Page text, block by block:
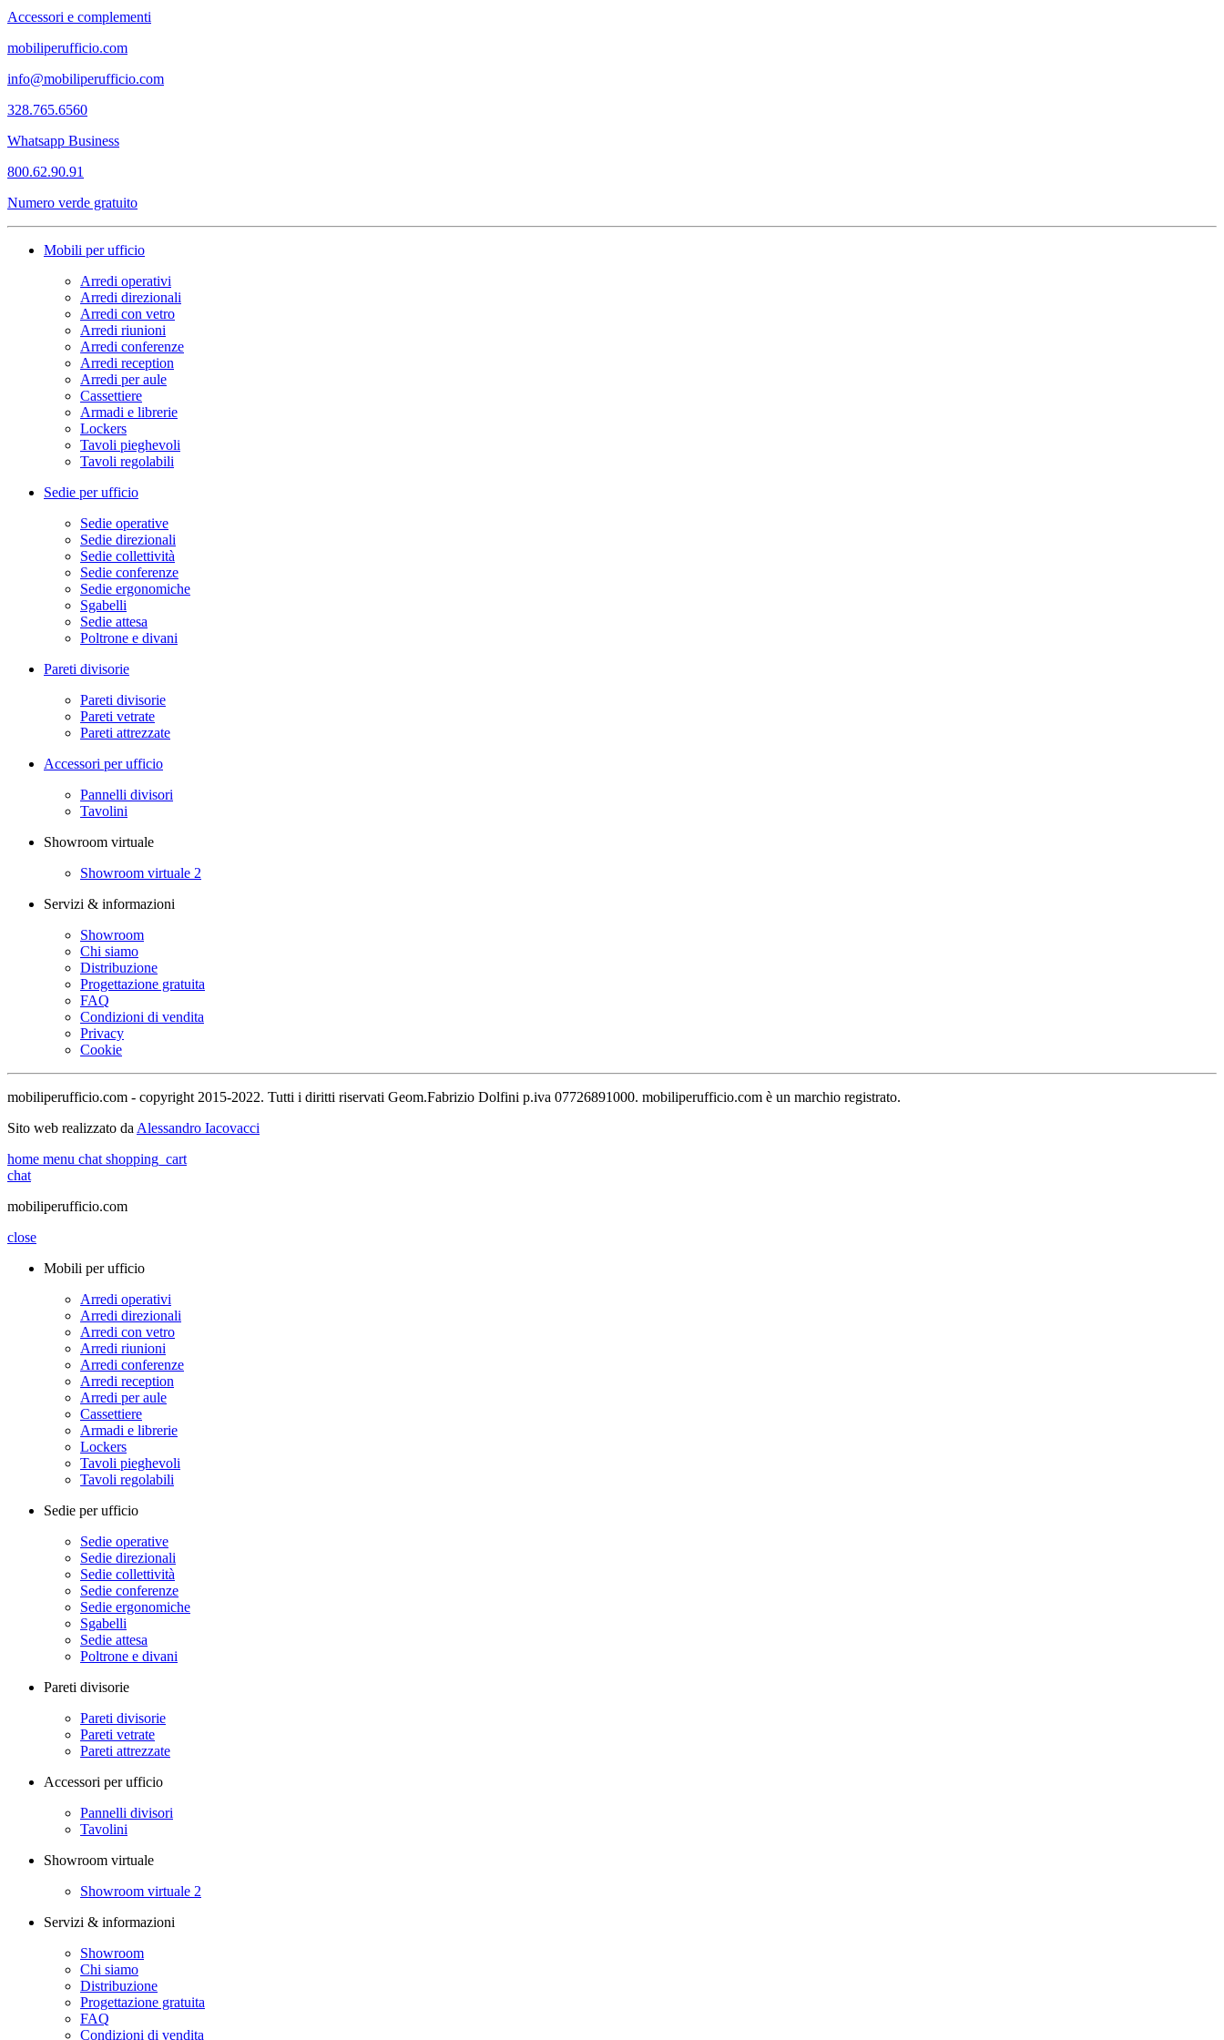
Accessori e complementi
mobiliperufficio.com
info@mobiliperufficio.com
328.765.6560
Whatsapp Business
800.62.90.91
Numero verde gratuito
Mobili per ufficio
Arredi operativi
Arredi direzionali
Arredi con vetro
Arredi riunioni
Arredi conferenze
Arredi reception
Arredi per aule
Cassettiere
Armadi e librerie
Lockers
Tavoli pieghevoli
Tavoli regolabili
Sedie per ufficio
Sedie operative
Sedie direzionali
Sedie collettività
Sedie conferenze
Sedie ergonomiche
Sgabelli
Sedie attesa
Poltrone e divani
Pareti divisorie
Pareti divisorie
Pareti vetrate
Pareti attrezzate
Accessori per ufficio
Pannelli divisori
Tavolini
Showroom virtuale
Showroom virtuale 2
Servizi & informazioni
Showroom
Chi siamo
Distribuzione
Progettazione gratuita
FAQ
Condizioni di vendita
Privacy
Cookie
mobiliperufficio.com - copyright 2015-2022. Tutti i diritti riservati Geom.Fabrizio Dolfini p.iva 07726891000. mobiliperufficio.com è un marchio registrato.
Sito web realizzato da Alessandro Iacovacci
home menu chat shopping_cart
chat
mobiliperufficio.com
close
Mobili per ufficio
Arredi operativi
Arredi direzionali
Arredi con vetro
Arredi riunioni
Arredi conferenze
Arredi reception
Arredi per aule
Cassettiere
Armadi e librerie
Lockers
Tavoli pieghevoli
Tavoli regolabili
Sedie per ufficio
Sedie operative
Sedie direzionali
Sedie collettività
Sedie conferenze
Sedie ergonomiche
Sgabelli
Sedie attesa
Poltrone e divani
Pareti divisorie
Pareti divisorie
Pareti vetrate
Pareti attrezzate
Accessori per ufficio
Pannelli divisori
Tavolini
Showroom virtuale
Showroom virtuale 2
Servizi & informazioni
Showroom
Chi siamo
Distribuzione
Progettazione gratuita
FAQ
Condizioni di vendita